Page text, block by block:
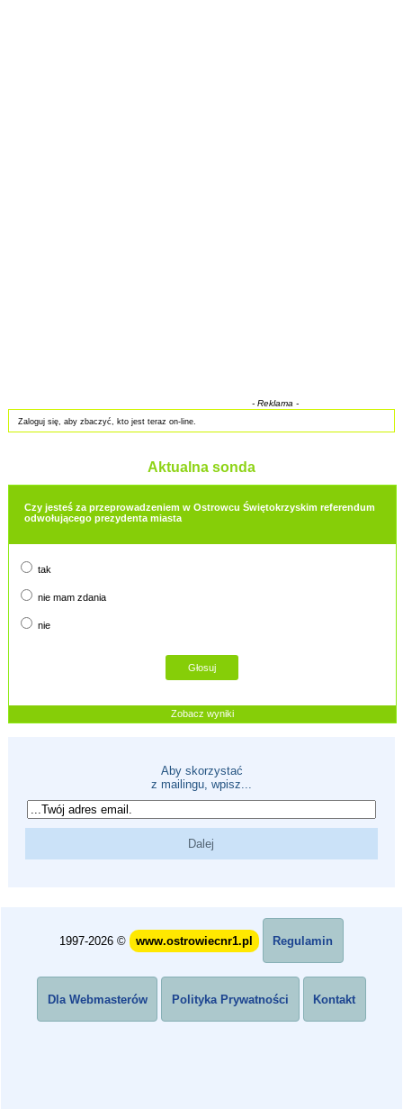
- Reklama -
Zaloguj się, aby zbaczyć, kto jest teraz on-line.
Aktualna sonda
Czy jesteś za przeprowadzeniem w Ostrowcu Świętokrzyskim referendum
odwołującego prezydenta miasta
tak
nie mam zdania
nie
Zobacz wyniki
Aby skorzystać
z mailingu, wpisz...
1997-2026 © www.ostrowiecnr1.pl Regulamin
Dla Webmasterów Polityka Prywatności Kontakt